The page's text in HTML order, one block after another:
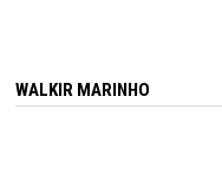
WALKIR MARINHO